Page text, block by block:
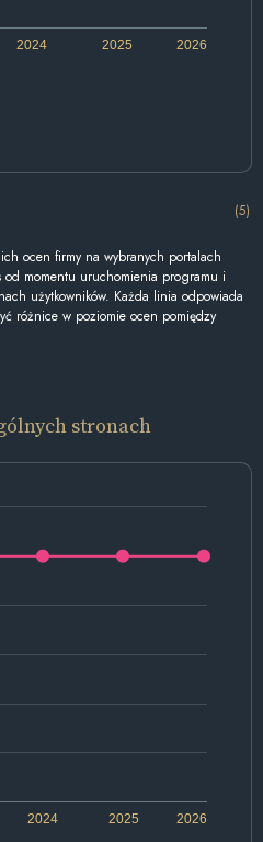
2024 2026
2025
(5)
ocen firmy na wybranych portalach
momentu uruchomienia programu i
użytkowników. Każda linia odpowiada
różnice w poziomie ocen pomiędzy
stronach
2024 2026
2025